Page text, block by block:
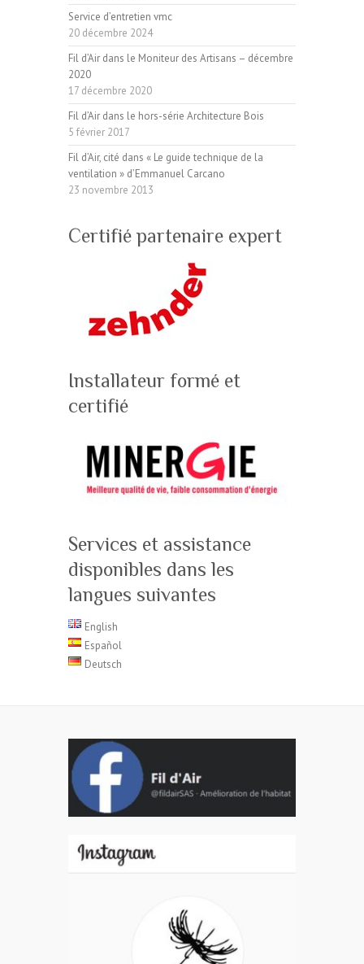
Service d’entretien vmc
20 décembre 2024
Fil d’Air dans le Moniteur des Artisans – décembre
2020
17 décembre 2020
Fil d’Air dans le hors-série Architecture Bois
5 février 2017
Fil d’Air, cité dans « Le guide technique de la
ventilation » d’Emmanuel Carcano
23 novembre 2013
Certifié partenaire expert
Installateur formé et
certifié
Services et assistance
disponibles dans les
langues suivantes
English
Español
Deutsch